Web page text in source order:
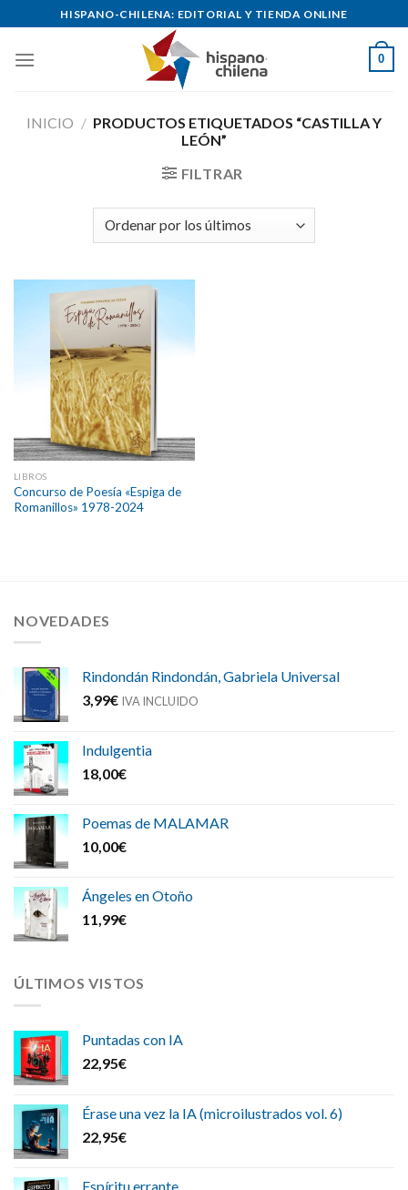
to
content
HISPANO-CHILENA: EDITORIAL Y TIENDA ONLINE
0
INICIO / PRODUCTOS ETIQUETADOS “CASTILLA Y
LEÓN”
FILTRAR
LIBROS
Concurso de Poesía «Espiga de
Romanillos» 1978-2024
NOVEDADES
Rindondán Rindondán, Gabriela Universal
3,99€ IVA INCLUIDO
Indulgentia
18,00€
Poemas de MALAMAR
10,00€
Ángeles en Otoño
11,99€
ÚLTIMOS VISTOS
Puntadas con IA
22,95€
Érase una vez la IA (microilustrados vol. 6)
22,95€
Espíritu errante